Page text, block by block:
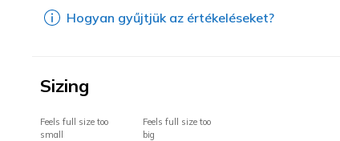
Hogyan gyűjtjük az értékeléseket?
Sizing
Feels full size too
small
Feels full size too
big